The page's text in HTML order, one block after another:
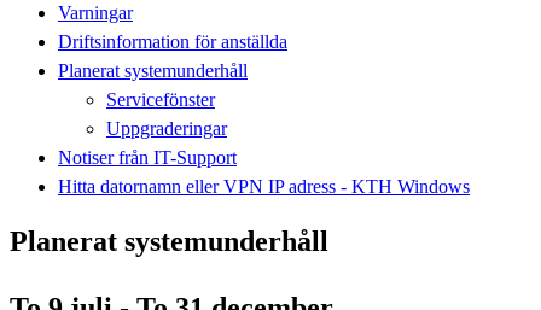
Varningar
Driftsinformation för anställda
Planerat systemunderhåll
Servicefönster
Uppgraderingar
Notiser från IT-Support
Hitta datornamn eller VPN IP adress - KTH Windows
Planerat systemunderhåll